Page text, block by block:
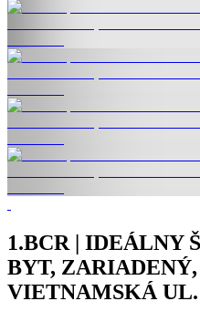
1.BCR | IDEÁLNY
BYT,
VIETNAMSKÁ UL.